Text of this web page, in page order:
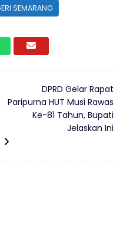
SEMARANG
DPRD Gelar Rapat
Paripurna HUT Musi Rawas
Ke-81 Tahun, Bupati
Jelaskan Ini